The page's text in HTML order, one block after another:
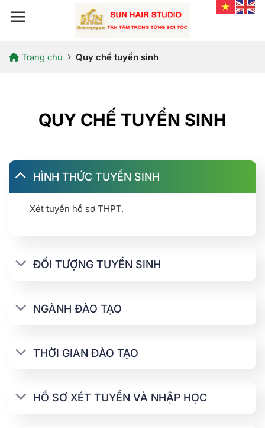
qua
Trang chủ Quy chế tuyển sinh
QUY CHẾ TUYỂN SINH
HÌNH THỨC TUYỂN SINH
Xét tuyển hồ sơ THPT.
ĐỐI TƯỢNG TUYỂN SINH
NGÀNH ĐÀO TẠO
THỜI GIAN ĐÀO TẠO
HỒ SƠ XÉT TUYỂN VÀ NHẬP HỌC